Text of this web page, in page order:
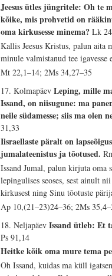
Jeesus ütles jüngritele: Oh te
kõike, mis prohvetid on
oma kirkusesse minema?Lk
Kallis Jeesus Kristus, palun aita
minule valmistanud tee igavesse
Mt 22,1–14; 2Ms 34,27–35
17. KolmapäevLeping, mille
Issand, on niisugune: ma
neile südamesse; siis ma
31,33
Iisraellaste päralt on
jumalateenistus ja tõotused.
Issand Jumal, palun kirjuta oma
lepingulises seoses, sest ainult
kirkusest ning Sinu tõotuste
Ap 10,(21–23)24–36; 2Ms
18. NeljapäevIssand ütleb: Et
Ps 91,14
Heitke kõik oma mure tema
Oh Issand, kuidas ma küll